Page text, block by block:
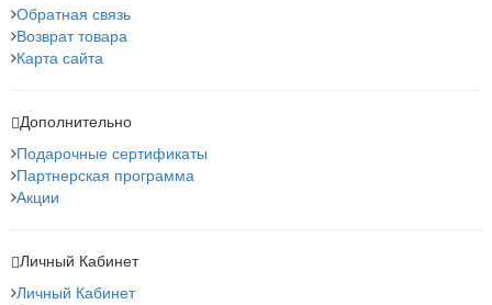
Обратная связь
Возврат товара
Карта сайта
Дополнительно
Подарочные сертификаты
Партнерская программа
Акции
Личный Кабинет
Личный Кабинет